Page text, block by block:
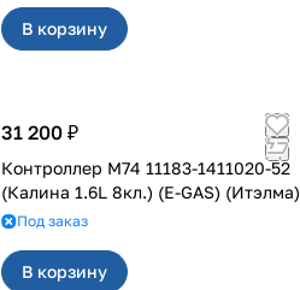
В корзину
31 200 ₽
Контроллер М74 11183-1411020-52
(Калина 1.6L 8кл.) (E-GAS) (Итэлма)
Под заказ
В корзину